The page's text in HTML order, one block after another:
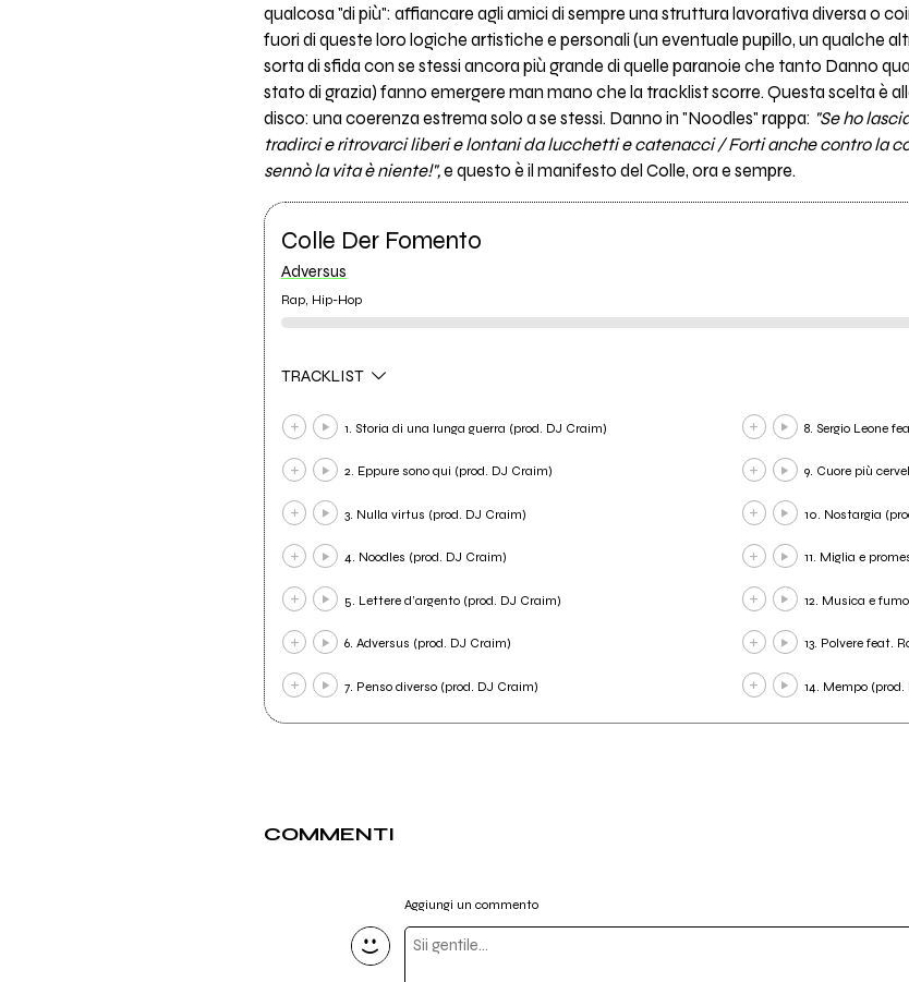
qualcosa "di più": affiancare agli amici di sempre una struttura lavorativa diversa o
fuori di queste loro logiche artistiche e personali (un eventuale pupillo, un qualche
sorta di sfida con se stessi ancora più grande di quelle paranoie che tanto Danno
stato di grazia) fanno emergere man mano che la tracklist scorre. Questa scelta è
disco: una coerenza estrema solo a se stessi. Danno in "Noodles" rappa: "Se ho
tradirci e ritrovarci liberi e lontani da lucchetti e catenacci / Forti anche contro la
sennò la vita è niente!",e questo è il manifesto del Colle, ora e sempre.
Colle Der Fomento
Adversus
Rap, Hip-Hop
TRACKLIST
1. Storia di una lunga guerra (prod. DJ Craim)
2. Eppure sono qui (prod. DJ Craim)
3. Nulla virtus (prod. DJ Craim)
4. Noodles (prod. DJ Craim)
5. Lettere d’argento (prod. DJ Craim)
6. Adversus (prod. DJ Craim)
7. Penso diverso (prod. DJ Craim)
8. Sergio Leone
9. Cuore più
10. Nostargia
11. Miglia e
12. Musica e
13. Polvere feat.
14. Mempo
COMMENTI
Aggiungi un commento